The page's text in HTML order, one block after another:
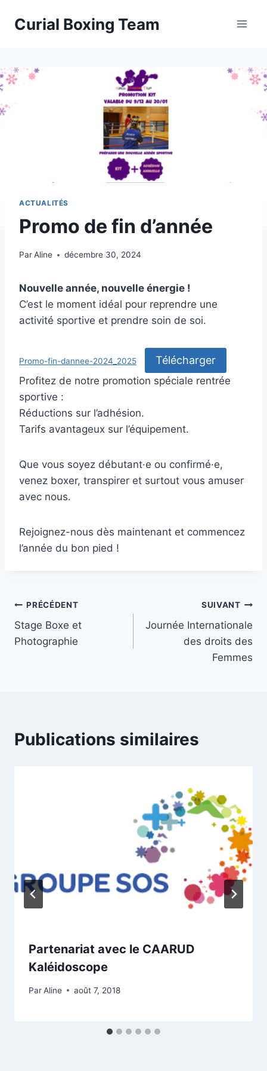
Curial Boxing Team
ACTUALITÉS
Promo de fin d’année
ParAline décembre 30, 2024
Nouvelle année, nouvelle énergie !
C’est le moment idéal pour reprendre une
activité sportive et prendre soin de soi.
Promo-fin-dannee-2024_2025 Télécharger
Profitez de notre promotion spéciale rentrée
sportive :
Réductions sur l’adhésion.
Tarifs avantageux sur l’équipement.
Que vous soyez débutant·e ou confirmé·e,
venez boxer, transpirer et surtout vous amuser
avec nous.
Rejoignez-nous dès maintenant et commencez
l’année du bon pied !
Navigation
de
PRÉCÉDENT
Stage Boxe et
Photographie
SUIVANT
Journée Internationale
des droits des
Femmes
Publications similaires
Partenariat avec le CAARUD
Kaléidoscope
ParAline août 7, 2018